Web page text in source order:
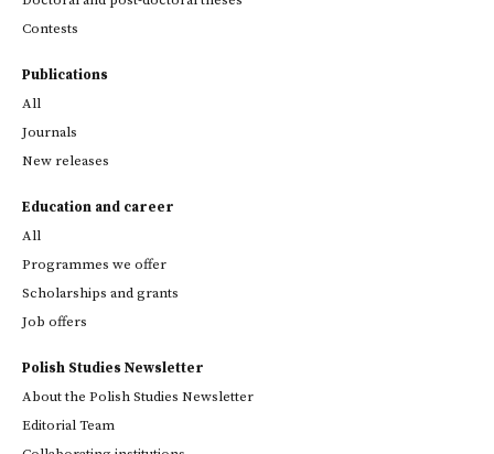
Contests
Publications
All
Journals
New releases
Education and career
All
Programmes we offer
Scholarships and grants
Job offers
Polish Studies Newsletter
About the Polish Studies Newsletter
Editorial Team